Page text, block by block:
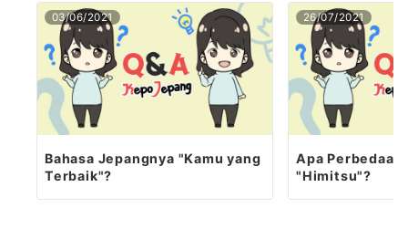
03/06/2021
Bahasa Jepangnya "Kamu yang
Terbaik"?
26/07/2021
Apa Perbedaan
"Himitsu"?